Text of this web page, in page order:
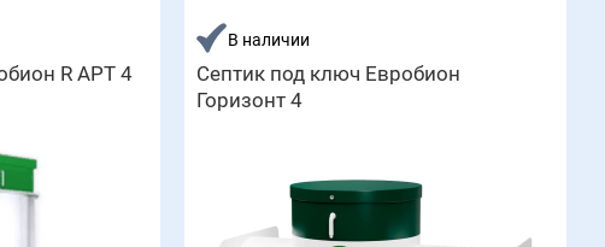
R АРТ 4
В наличии
Септик под ключ Евробион
Горизонт 4